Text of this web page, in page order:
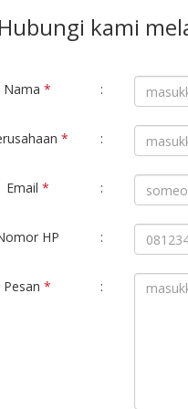
kami
Nama* :
* :
Email * :
HP :
Pesan* :